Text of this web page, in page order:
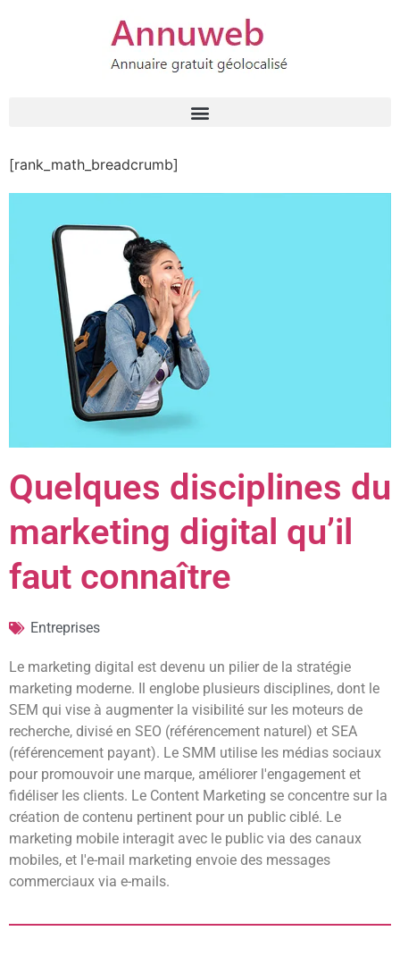
[rank_math_breadcrumb]
Quelques disciplines du
marketing digital qu’il
faut connaître
Entreprises
Le marketing digital est devenu un pilier de la stratégie
marketing moderne. Il englobe plusieurs disciplines, dont le
SEM qui vise à augmenter la visibilité sur les moteurs de
recherche, divisé en SEO (référencement naturel) et SEA
(référencement payant). Le SMM utilise les médias sociaux
pour promouvoir une marque, améliorer l'engagement et
fidéliser les clients. Le Content Marketing se concentre sur la
création de contenu pertinent pour un public ciblé. Le
marketing mobile interagit avec le public via des canaux
mobiles, et l'e-mail marketing envoie des messages
commerciaux via e-mails.